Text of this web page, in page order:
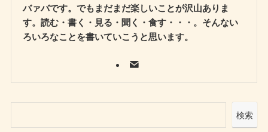
バァバです。でもまだまだ楽しいことが沢山ありま
す。読む・書く・見る・聞く・食す・・・。そんない
ろいろなことを書いていこうと思います。
検索